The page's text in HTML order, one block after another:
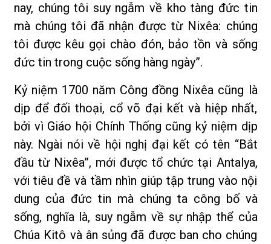
nay, chúng tôi suy ngẫm về kho tàng đức tin
mà chúng tôi đã nhận được từ Nixêa: chúng
tôi được kêu gọi chào đón, bảo tồn và sống
đức tin trong cuộc sống hàng ngày”.
Kỷ niệm 1700 năm Công đồng Nixêa cũng là
dịp để đối thoại, cổ võ đại kết và hiệp nhất,
bởi vì Giáo hội Chính Thống cũng kỷ niệm dịp
này. Ngài nói về hội nghị đại kết có tên “Bắt
đầu từ Nixêa”, mới được tổ chức tại Antalya,
với tiêu đề và tầm nhìn giúp tập trung vào nội
dung của đức tin mà chúng ta công bố và
sống, nghĩa là, suy ngẫm về sự nhập thể của
Chúa Kitô và ân sủng đã được ban cho chúng